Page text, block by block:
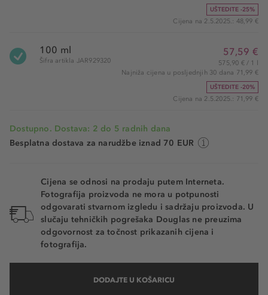
UŠTEDITE -25%
Cijena na 2.5.2025.: 48,99 €
100 ml
Šifra artikla JAR929320
57,59 €
575,90 € / 1 l
Najniža cijena u posljednjih 30 dana 71,99 €
UŠTEDITE -20%
Cijena na 2.5.2025.: 71,99 €
Dostupno. Dostava: 2 do 5 radnih dana
Besplatna dostava za narudžbe iznad 70 EUR
Cijena se odnosi na prodaju putem Interneta.
Fotografija proizvoda ne mora u potpunosti
odgovarati stvarnom izgledu i sadržaju proizvoda. U
slučaju tehničkih pogrešaka Douglas ne preuzima
odgovornost za točnost prikazanih cijena i
fotografija.
DODAJTE U KOŠARICU